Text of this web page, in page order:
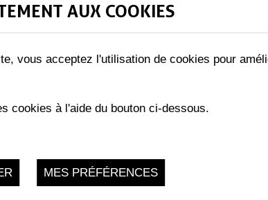
SACRÉS
Vendredi 12 Juin 2026, 20H00
- Collombey-
du 29.01.2026 au 24.11.2026
AUX COOKIES
vous acceptez l'utilisation de cookies pour
cookies à l'aide du bouton ci-dessous.
MES PRÉFÉRENCES